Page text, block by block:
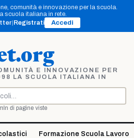
comunità e innovazione per la scuola.
scuola italiana in rete.
Registrati Accedi
E INNOVAZIONE PER
LA SCUOLA ITALIANA IN
di pagine viste
Formazione Scuola Lavoro